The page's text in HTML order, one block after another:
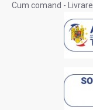
Cum comand - Livrare